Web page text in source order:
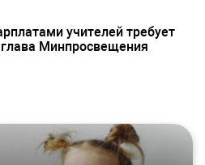
учителей требует
Минпросвещения